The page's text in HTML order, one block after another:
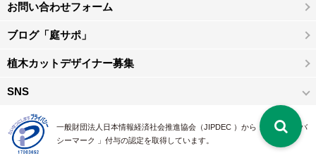
お問い合わせフォーム
ブログ「庭サポ」
植木カットデザイナー募集
SNS
一般財団法人日本情報経済社会推進協会（JIPDEC ）から 、「 プライバ
シーマーク 」付与の認定を取得しています。